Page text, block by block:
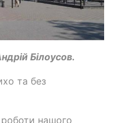
Білоусов.
та без
нашого